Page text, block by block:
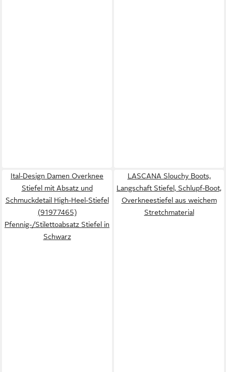
Ital-Design Damen Overknee
Stiefel mit Absatz und
Schmuckdetail High-Heel-Stiefel
(91977465)
Pfennig-/Stilettoabsatz Stiefel in
Schwarz
LASCANA Slouchy Boots,
Langschaft Stiefel, Schlupf-Boot,
Overkneestiefel aus weichem
Stretchmaterial